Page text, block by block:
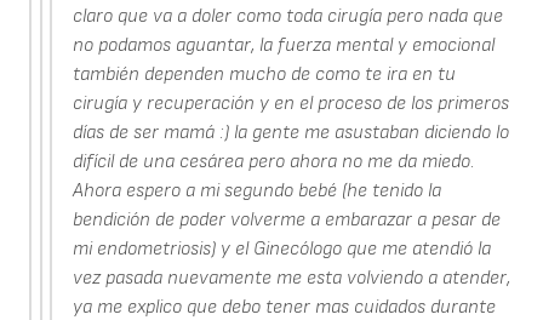
claro que va a doler como toda cirugía pero nada que
no podamos aguantar, la fuerza mental y emocional
también dependen mucho de como te ira en tu
cirugía y recuperación y en el proceso de los primeros
días de ser mamá :) la gente me asustaban diciendo lo
difícil de una cesárea pero ahora no me da miedo.
Ahora espero a mi segundo bebé (he tenido la
bendición de poder volverme a embarazar a pesar de
mi endometriosis) y el Ginecólogo que me atendió la
vez pasada nuevamente me esta volviendo a atender,
ya me explico que debo tener mas cuidados durante